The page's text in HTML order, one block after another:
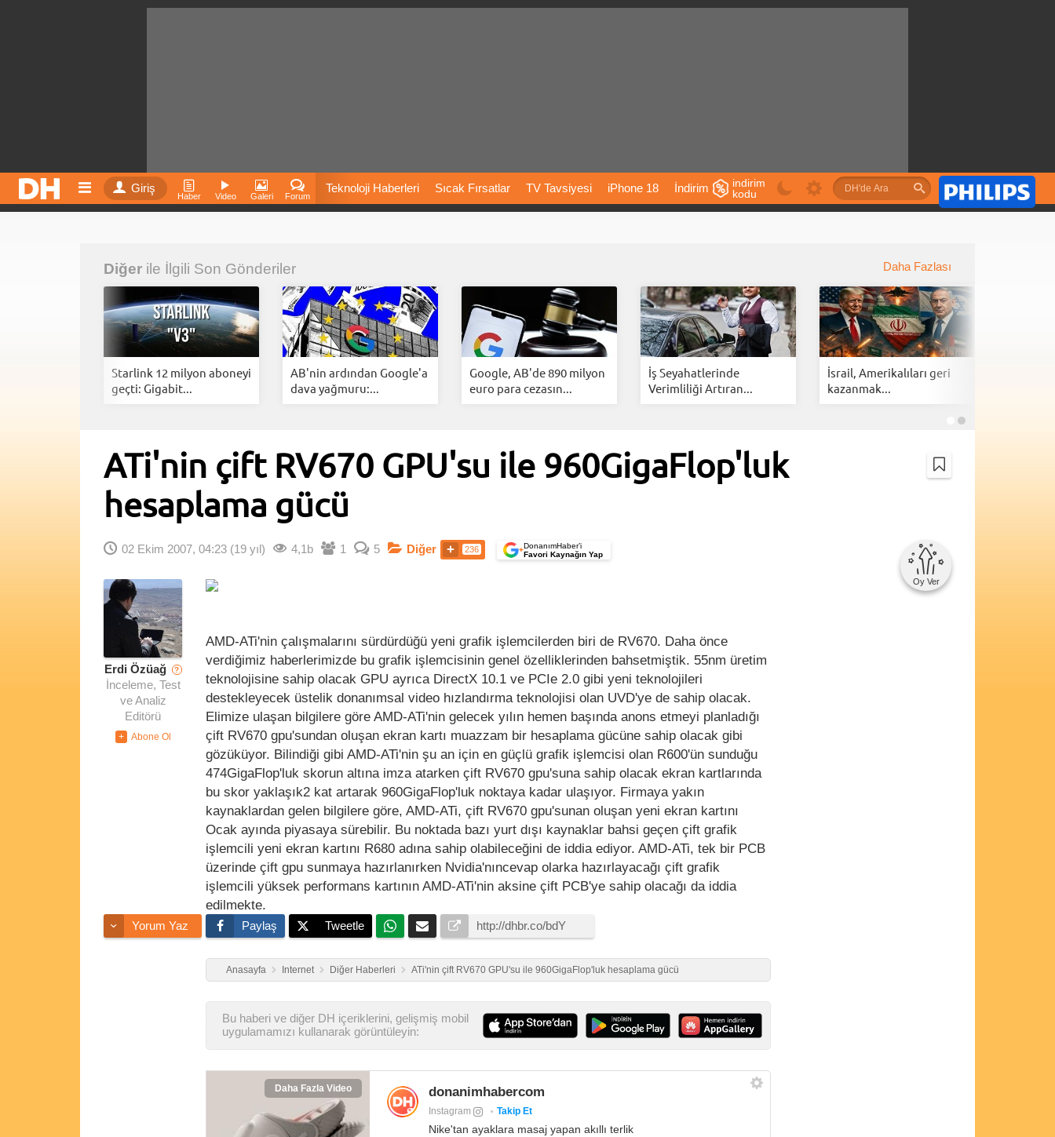
Giriş
Haber Video Galeri Forum
Teknoloji Haberleri Sıcak Fırsatlar TV Tavsiyesi iPhone 18 İndirim
İnstagram Dondurma İnstagram Mü
indirim
kodu
Diğer ile İlgili Son Gönderiler Daha Fazlası
Starlink 12 milyon aboneyi
geçti: Gigabit...
AB'nin ardından Google'a
dava yağmuru:...
Google, AB'de 890 milyon
euro para cezasın...
İş Seyahatlerinde
Verimliliği Artıran...
İsrail, Amerikalıları geri
kazanmak...
ATi'nin çift RV670 GPU'su ile 960GigaFlop'luk
hesaplama gücü
02 Ekim 2007, 04:23 (19 yıl) 4,1b 1 5 Diğer 236 +DonanımHaber’i
Favori Kaynağın Yap
Oy Ver
Erdi Özüağ ?
İnceleme, Test
ve Analiz
Editörü
AMD-ATi'nin çalışmalarını sürdürdüğü yeni grafik işlemcilerden biri de RV670. Daha önce
verdiğimiz haberlerimizde bu grafik işlemcisinin genel özelliklerinden bahsetmiştik. 55nm üretim
teknolojisine sahip olacak GPU ayrıca DirectX 10.1 ve PCIe 2.0 gibi yeni teknolojileri
destekleyecek üstelik donanımsal video hızlandırma teknolojisi olan UVD'ye de sahip olacak.
Elimize ulaşan bilgilere göre AMD-ATi'nin gelecek yılın hemen başında anons etmeyi planladığı
çift RV670 gpu'sundan oluşan ekran kartı muazzam bir hesaplama gücüne sahip olacak gibi
gözüküyor. Bilindiği gibi AMD-ATi'nin şu an için en güçlü grafik işlemcisi olan R600'ün sunduğu
474GigaFlop'luk skorun altına imza atarken çift RV670 gpu'suna sahip olacak ekran kartlarında
bu skor yaklaşık2 kat artarak 960GigaFlop'luk noktaya kadar ulaşıyor. Firmaya yakın
kaynaklardan gelen bilgilere göre, AMD-ATi, çift RV670 gpu'sunan oluşan yeni ekran kartını
Ocak ayında piyasaya sürebilir. Bu noktada bazı yurt dışı kaynaklar bahsi geçen çift grafik
işlemcili yeni ekran kartını R680 adına sahip olabileceğini de iddia ediyor. AMD-ATi, tek bir PCB
üzerinde çift gpu sunmaya hazırlanırken Nvidia'nıncevap olarka hazırlayacağı çift grafik
işlemcili yüksek performans kartının AMD-ATi'nin aksine çift PCB'ye sahip olacağı da iddia
edilmekte.
Yorum Yaz Paylaş Tweetle
Anasayfa Internet Diğer Haberleri ATi'nin çift RV670 GPU'su ile 960GigaFlop'luk hesaplama gücü
Bu haberi ve diğer DH içeriklerini, gelişmiş mobil
uygulamamızı kullanarak görüntüleyin:
Daha Fazla Video donanimhabercom
Instagram Takip Et
Nike'tan ayaklara masaj yapan akıllı terlik